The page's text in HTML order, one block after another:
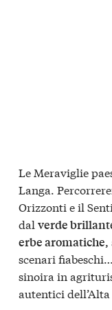
Le Meraviglie
Langa.
Orizzonti e il
dal verde
erbe aromatiche,
scenari
sinoira in
autentici